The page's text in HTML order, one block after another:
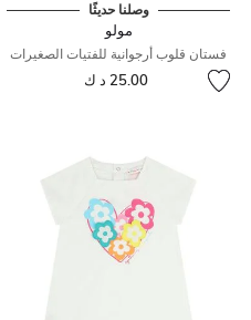
وصلنا حديثًا
مولو
فستان قلوب أرجوانية للفتيات الصغيرات
25.00 د ك